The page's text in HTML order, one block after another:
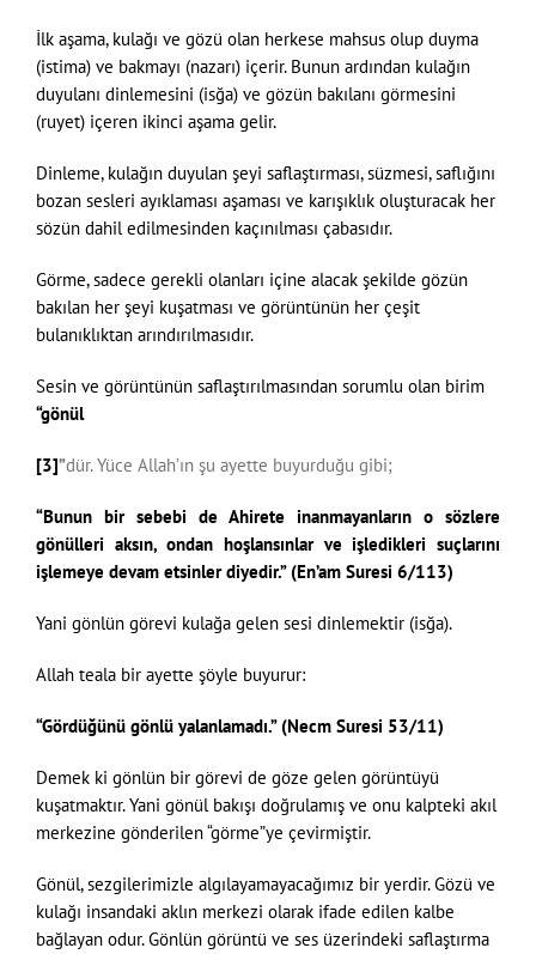
İlk aşama, kulağı ve gözü olan herkese mahsus olup duyma
(istima) ve bakmayı (nazarı) içerir. Bunun ardından kulağın
duyulanı dinlemesini (isğa) ve gözün bakılanı görmesini
(ruyet) içeren ikinci aşama gelir.
Dinleme, kulağın duyulan şeyi saflaştırması, süzmesi, saflığını
bozan sesleri ayıklaması aşaması ve karışıklık oluşturacak her
sözün dahil edilmesinden kaçınılması çabasıdır.
Görme, sadece gerekli olanları içine alacak şekilde gözün
bakılan her şeyi kuşatması ve görüntünün her çeşit
bulanıklıktan arındırılmasıdır.
Sesin ve görüntünün saflaştırılmasından sorumlu olan birim
“gönül
[3]”dür. Yüce Allah’ın şu ayette buyurduğu gibi;
“Bunun bir sebebi de Ahirete inanmayanların o sözlere
gönülleri aksın, ondan hoşlansınlar ve işledikleri suçlarını
işlemeye devam etsinler diyedir.” (En’am Suresi 6/113)
Yani gönlün görevi kulağa gelen sesi dinlemektir (isğa).
Allah teala bir ayette şöyle buyurur:
“Gördüğünü gönlü yalanlamadı.” (Necm Suresi 53/11)
Demek ki gönlün bir görevi de göze gelen görüntüyü
kuşatmaktır. Yani gönül bakışı doğrulamış ve onu kalpteki akıl
merkezine gönderilen “görme”ye çevirmiştir.
Gönül, sezgilerimizle algılayamayacağımız bir yerdir. Gözü ve
kulağı insandaki aklın merkezi olarak ifade edilen kalbe
bağlayan odur. Gönlün görüntü ve ses üzerindeki saflaştırma